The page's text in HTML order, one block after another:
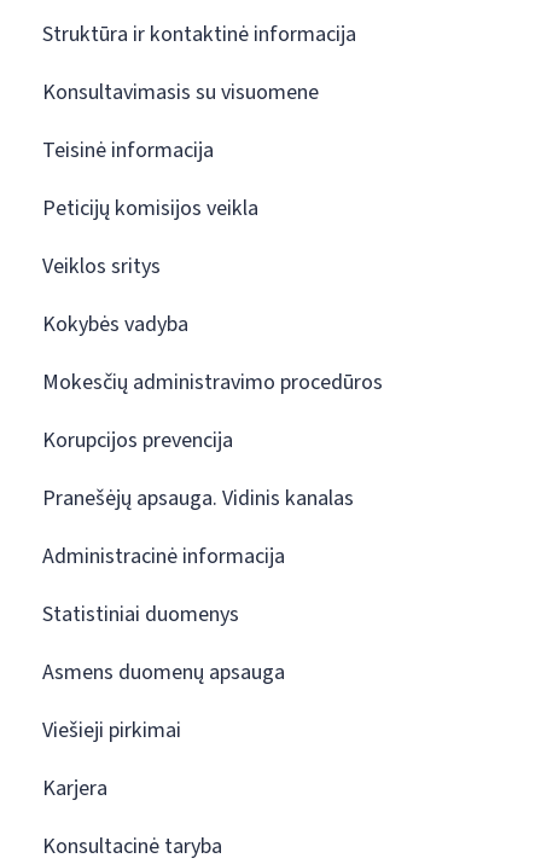
Struktūra ir kontaktinė informacija
Konsultavimasis su visuomene
Teisinė informacija
Peticijų komisijos veikla
Veiklos sritys
Kokybės vadyba
Mokesčių administravimo procedūros
Korupcijos prevencija
Pranešėjų apsauga. Vidinis kanalas
Administracinė informacija
Statistiniai duomenys
Asmens duomenų apsauga
Viešieji pirkimai
Karjera
Konsultacinė taryba